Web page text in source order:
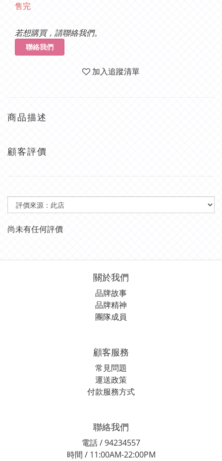
售完
若想購買，請聯絡我們。
聯絡我們
加入追蹤清單
商品描述
顧客評價
尚未有任何評價
關於我們
品牌故事
品牌精神
團隊成員
顧客服務
常見問題
運送政策
付款服務方式
聯絡我們
電話 / 94234557
時間 / 11:00AM-22:00PM